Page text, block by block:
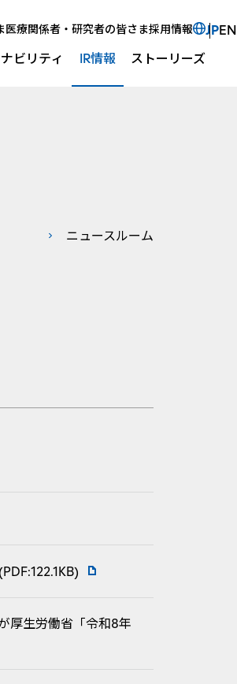
医療関係者・研究者の皆さま採用情報Select
新規ウ
JPEN
ビリティ IR情報 ストーリーズ
ニュースルーム
厚生労働省「令和8年